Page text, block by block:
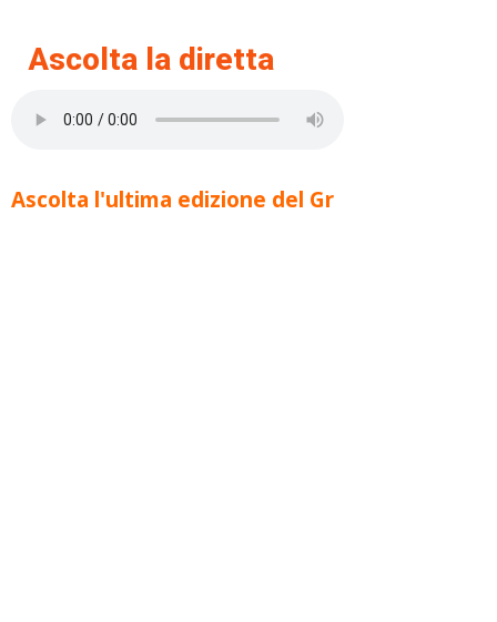
Ascolta la diretta
Ascolta l'ultima edizione del Gr